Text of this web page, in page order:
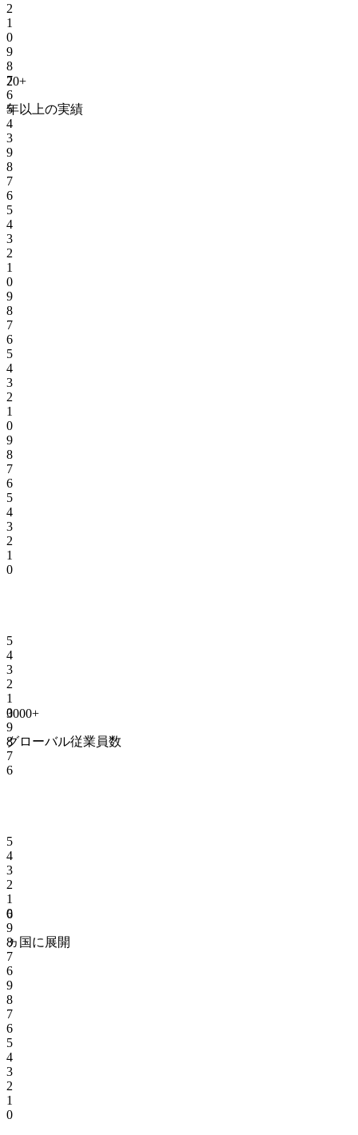
20+
年以上の実績
2
1
0
9
8
7
6
5
4
3
9
8
7
6
5
4
3
2
1
0
9
8
7
6
5
4
3
2
1
0
9
8
7
6
5
4
3
2
1
0
3000+
グローバル従業員数
5
4
3
2
1
0
9
8
7
6
6
ヵ国に展開
5
4
3
2
1
0
9
8
7
6
9
8
7
6
5
4
3
2
1
0